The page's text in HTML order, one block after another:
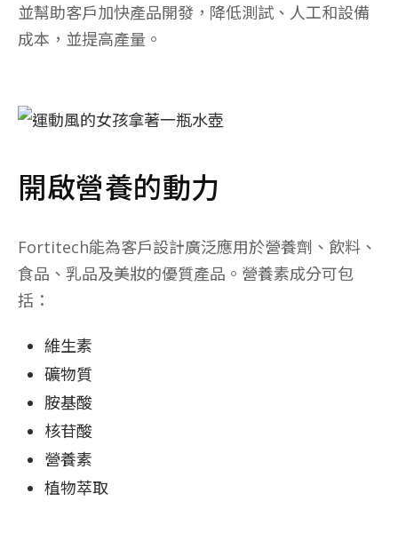
並幫助客戶加快產品開發，降低測試、人工和設備
成本，並提高產量。
開啟營養的動力
Fortitech能為客戶設計廣泛應用於營養劑、飲料、
食品、乳品及美妝的優質產品。營養素成分可包
括：
維生素
礦物質
胺基酸
核苷酸
營養素
植物萃取